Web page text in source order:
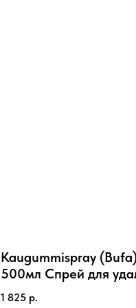
Kaugummispray
500мл Спрей для
жевательной резинки
1 825 р.